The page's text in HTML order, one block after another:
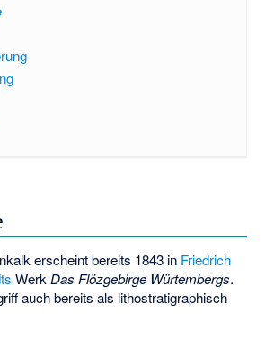
erscheint bereits 1843 in Friedrich
WerkDas Flözgebirge Würtembergs.
auch bereits als lithostratigraphisch